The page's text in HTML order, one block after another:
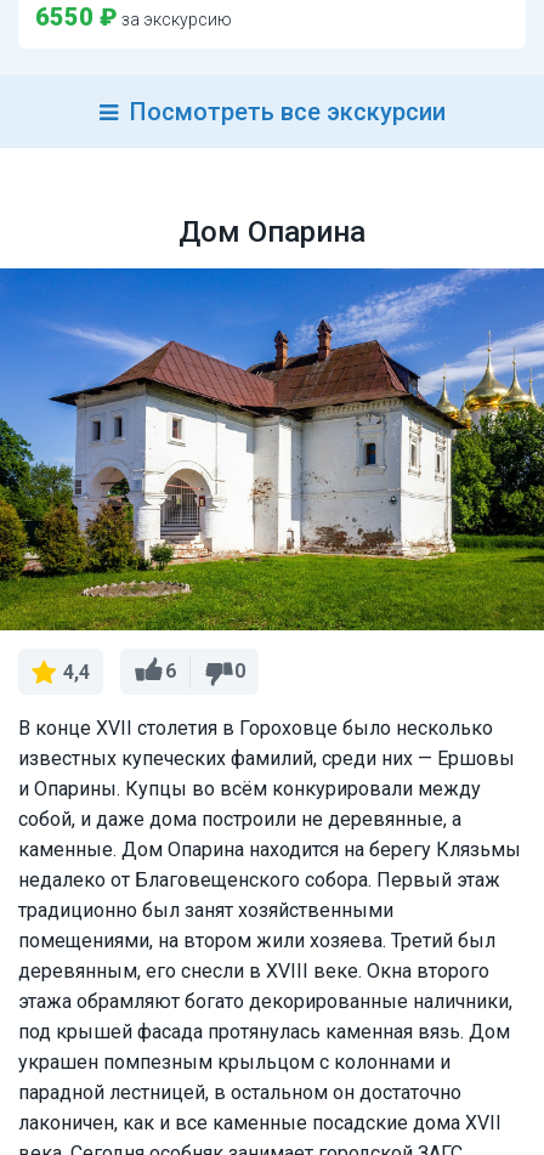
6550 ₽ за экскурсию
Посмотреть все экскурсии
Дом Опарина
4,4 6 0
В конце XVII столетия в Гороховце было несколько
известных купеческих фамилий, среди них — Ершовы
и Опарины. Купцы во всём конкурировали между
собой, и даже дома построили не деревянные, а
каменные. Дом Опарина находится на берегу Клязьмы
недалеко от Благовещенского собора. Первый этаж
традиционно был занят хозяйственными
помещениями, на втором жили хозяева. Третий был
деревянным, его снесли в XVIII веке. Окна второго
этажа обрамляют богато декорированные наличники,
под крышей фасада протянулась каменная вязь. Дом
украшен помпезным крыльцом с колоннами и
парадной лестницей, в остальном он достаточно
лаконичен, как и все каменные посадские дома XVII